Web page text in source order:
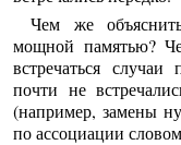
Чем же
мощной памятью?
встречаться
почти не
(например, замены
по ассоциации